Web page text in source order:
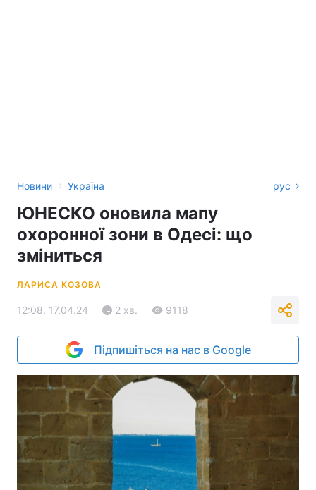
Новини › Україна рус
ЮНЕСКО оновила мапу
охоронної зони в Одесі: що
зміниться
ЛАРИСА КОЗОВА
12:08, 17.04.24 2 хв. 9118
Підпишіться на нас в Google